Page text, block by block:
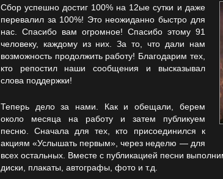
Сбор успешно достиг 100% на 12ые сутки и даже
перевалил за 100%! Это неожиданно быстро для
нас. Спасибо вам огромное! Спасибо этому 91
человеку, каждому из них. За то, что дали нам
возможность продолжить работу! Благодарим тех,
кто репостил наши сообщения и высказывал
слова поддержки!
Теперь дело за нами. Как и обещали, берем
около месяца на работу и затем публикуем
песню. Сначала для тех, кто присоединился к
акциям «Услышать первым», через неделю — для
всех остальных. Вместе с публикацией песни
диски, плакаты, автографы, фото и т.д.